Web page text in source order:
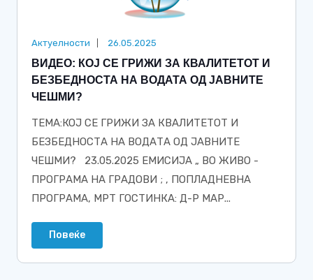
Актуелности 26.05.2025
ВИДЕО: КОЈ СЕ ГРИЖИ ЗА КВАЛИТЕТОТ И
БЕЗБЕДНОСТА НА ВОДАТА ОД ЈАВНИТЕ
ЧЕШМИ?
ТЕМА:КОЈ СЕ ГРИЖИ ЗА КВАЛИТЕТОТ И
БЕЗБЕДНОСТА НА ВОДАТА ОД ЈАВНИТЕ
ЧЕШМИ? 23.05.2025 ЕМИСИЈА „ ВО ЖИВО -
ПРОГРАМА НА ГРАДОВИ ; , ПОПЛАДНЕВНА
ПРОГРАМА, МРТ ГОСТИНКА: Д-Р МАР...
Повеќе